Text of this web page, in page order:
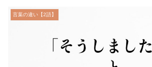
言葉の違い【2語】